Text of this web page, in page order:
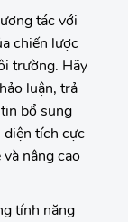
tác với
chiến lược
trường. Hãy
luận, trả
bổ sung
diện tích cực
nâng cao
tính năng